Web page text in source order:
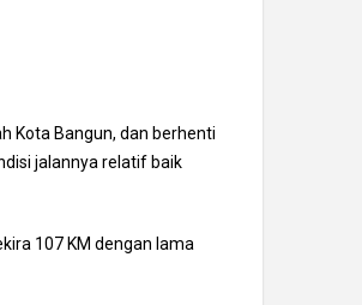
Kota Bangun, dan berhenti
jalannya relatif baik
107 KM dengan lama